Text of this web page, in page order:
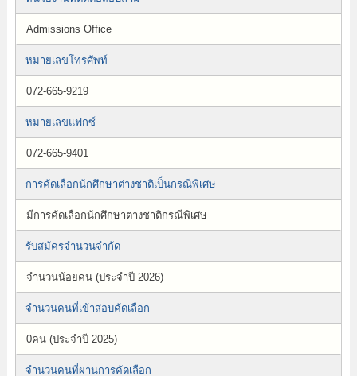
Admissions Office
หมายเลขโทรศัพท์
072-665-9219
หมายเลขแฟกซ์
072-665-9401
การคัดเลือกนักศึกษาต่างชาติเป็นกรณีพิเศษ
มีการคัดเลือกนักศึกษาต่างชาติกรณีพิเศษ
รับสมัครจำนวนจำกัด
จำนวนน้อยคน (ประจำปี 2026)
จำนวนคนที่เข้าสอบคัดเลือก
0คน (ประจำปี 2025)
จำนวนคนที่ผ่านการคัดเลือก